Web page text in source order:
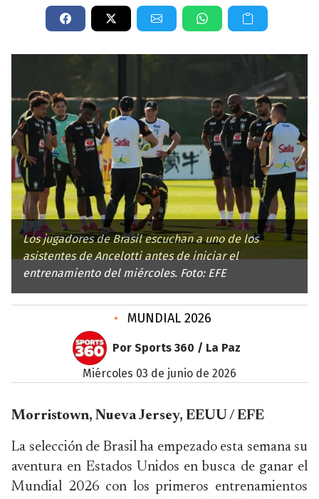
Los jugadores de Brasil escuchan a uno de los
asistentes de Ancelotti antes de iniciar el
entrenamiento del miércoles. Foto: EFE
• MUNDIAL 2026
Por Sports 360 / La Paz
miércoles 03 de junio de 2026
Morristown, Nueva Jersey, EEUU / EFE
La selección de Brasil ha empezado esta semana su
aventura en Estados Unidos en busca de ganar el
Mundial 2026 con los primeros entrenamientos